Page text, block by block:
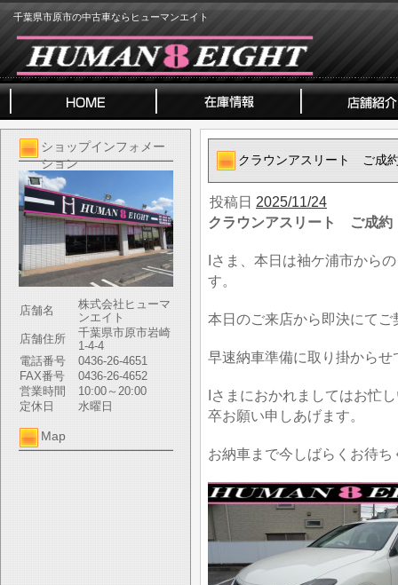
千葉県市原市の中古車ならヒューマンエイト
ショップインフォメー
ション
店舗名
株式会社ヒューマ
ンエイト
店舗住所
千葉県市原市岩崎
1-4-4
電話番号
0436-26-4651
FAX番号
0436-26-4652
営業時間
10:00～20:00
定休日
水曜日
Map
クラウンアスリート ご成
投稿日 2025/11/24
クラウンアスリート ご成約
Iさま、本日は袖ケ浦市から
す。
本日のご来店から即決にて
早速納車準備に取り掛からせ
Iさまにおかれましてはお忙
卒お願い申しあげます。
お納車まで今しばらくお待ち